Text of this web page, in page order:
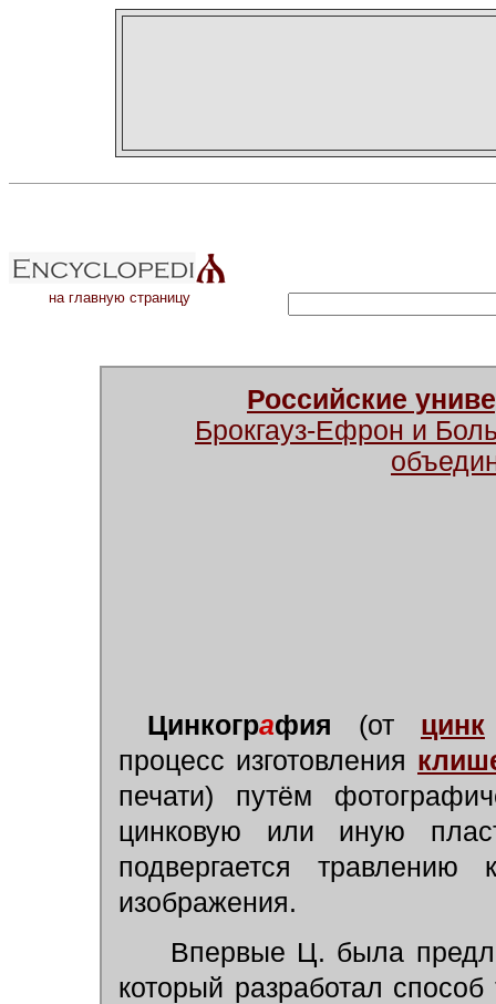
на главную страницу
Российские
Брокгауз-Ефрон и
Цинкография (от цинк
процесс изготовления
печати) путём
цинковую или иную
подвергается травлению
изображения.
Впервые Ц. была
который разработал